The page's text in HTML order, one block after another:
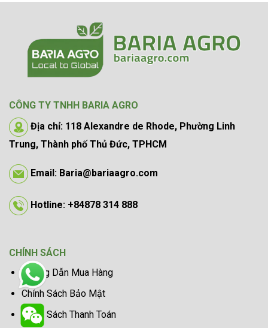
CÔNG TY TNHH BARIA AGRO
Địa chỉ: 118 Alexandre de Rhode, Phường Linh
Trung, Thành phố Thủ Đức, TPHCM
Email: Baria@bariaagro.com
Hotline: +84878 314 888
CHÍNH SÁCH
Hướng Dẫn Mua Hàng
Chính Sách Bảo Mật
Chính Sách Thanh Toán